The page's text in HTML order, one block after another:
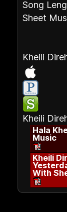
Song
Sheet
Kheili
Kheili
Hala
Music
Kheili
With